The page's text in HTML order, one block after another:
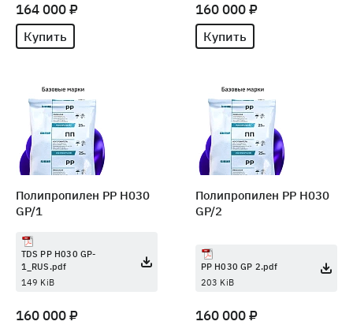
164 000 ₽
Купить
160 000 ₽
Купить
Полипропилен PP H030
GP/1
TDS PP H030 GP-
1_RUS.pdf
149 KiB
160 000 ₽
Полипропилен PP H030
GP/2
PP H030 GP 2.pdf
203 KiB
160 000 ₽